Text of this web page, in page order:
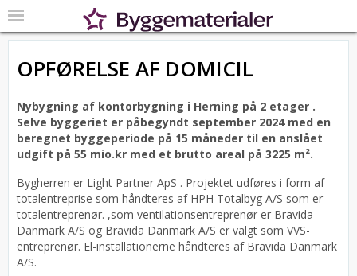
OPFØRELSE AF DOMICIL
Nybygning af kontorbygning i Herning på 2 etager .
Selve byggeriet er påbegyndt september 2024 med en
beregnet byggeperiode på 15 måneder til en anslået
udgift på 55 mio.kr med et brutto areal på 3225 m².
Bygherren er Light Partner ApS . Projektet udføres i form af
totalentreprise som håndteres af HPH Totalbyg A/S som er
totalentreprenør. ,som ventilationsentreprenør er Bravida
Danmark A/S og Bravida Danmark A/S er valgt som VVS-
entreprenør. El-installationerne håndteres af Bravida Danmark
A/S.